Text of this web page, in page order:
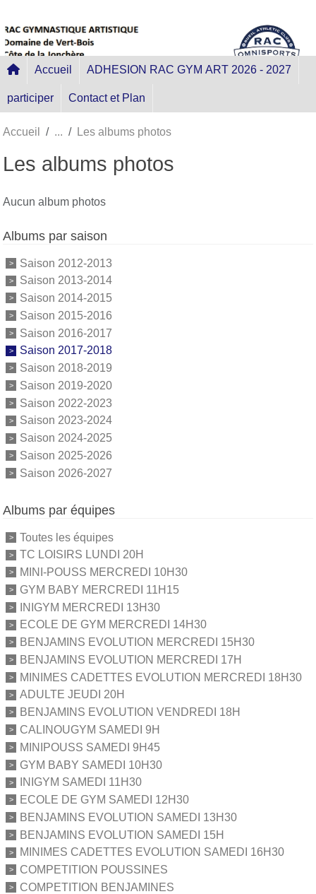
Accueil ADHESION RAC GYM ART 2026 - 2027
participer Contact et Plan
Accueil Les albums photos
Les albums photos
Aucun album photos
Albums par saison
Saison 2012-2013
Saison 2013-2014
Saison 2014-2015
Saison 2015-2016
Saison 2016-2017
Saison 2017-2018
Saison 2018-2019
Saison 2019-2020
Saison 2022-2023
Saison 2023-2024
Saison 2024-2025
Saison 2025-2026
Saison 2026-2027
Albums par équipes
Toutes les équipes
TC LOISIRS LUNDI 20H
MINI-POUSS MERCREDI 10H30
GYM BABY MERCREDI 11H15
INIGYM MERCREDI 13H30
ECOLE DE GYM MERCREDI 14H30
BENJAMINS EVOLUTION MERCREDI 15H30
BENJAMINS EVOLUTION MERCREDI 17H
MINIMES CADETTES EVOLUTION MERCREDI 18H30
ADULTE JEUDI 20H
BENJAMINS EVOLUTION VENDREDI 18H
CALINOUGYM SAMEDI 9H
MINIPOUSS SAMEDI 9H45
GYM BABY SAMEDI 10H30
INIGYM SAMEDI 11H30
ECOLE DE GYM SAMEDI 12H30
BENJAMINS EVOLUTION SAMEDI 13H30
BENJAMINS EVOLUTION SAMEDI 15H
MINIMES CADETTES EVOLUTION SAMEDI 16H30
COMPETITION POUSSINES
COMPETITION BENJAMINES